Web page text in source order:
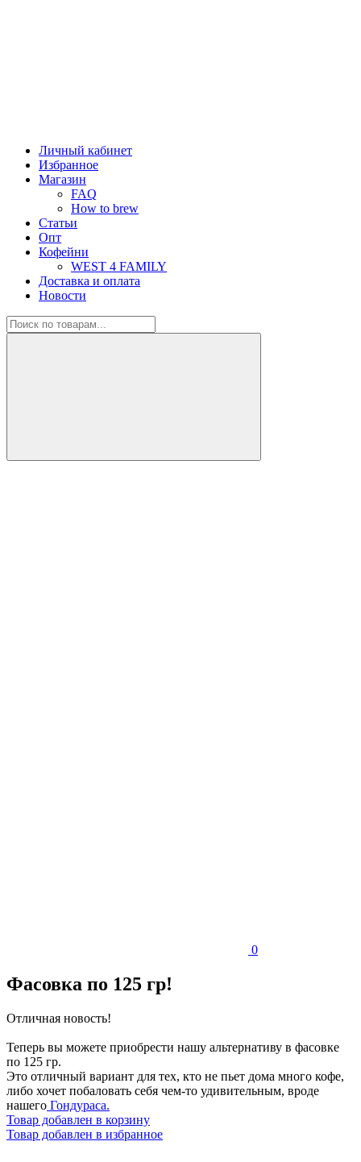
Личный кабинет
Избранное
Магазин
FAQ
How to brew
Статьи
Опт
Кофейни
WEST 4 FAMILY
Доставка и оплата
Новости
0
Фасовка по 125 гр!
Отличная новость!
Теперь вы можете приобрести нашу альтернативу в фасовке
по 125 гр.
Это отличный вариант для тех, кто не пьет дома много кофе,
либо хочет побаловать себя чем-то удивительным, вроде
нашего Гондураса.
Товар добавлен в корзину
Товар добавлен в избранное